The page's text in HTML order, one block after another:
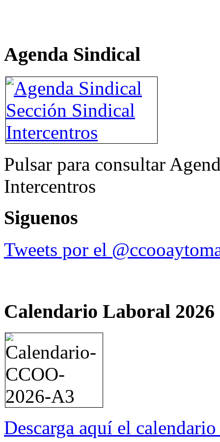
Agenda Sindical
Pulsar para consultar
Intercentros
Siguenos
Tweets por el
Calendario Laboral 2026
Descarga aquí el